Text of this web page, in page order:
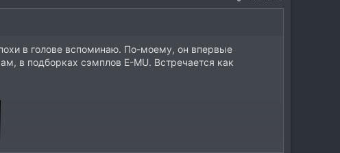
в голове вспоминаю. По-моему, он впервые
в подборках сэмплов E-MU. Встречается как